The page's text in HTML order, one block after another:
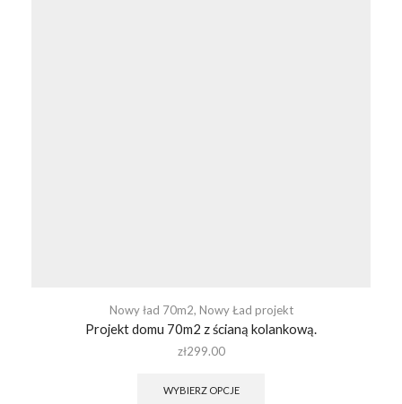
Nowy ład 70m2, Nowy Ład projekt
Projekt domu 70m2 z ścianą kolankową.
zł299.00
WYBIERZ OPCJE